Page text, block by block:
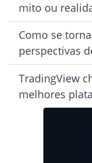
mito ou
Como se
perspectivas
TradingView
melhores